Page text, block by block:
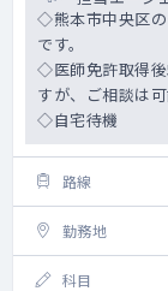
◇熊本市中央区の
です。
◇医師免許取得後
すが、ご相談は可
◇自宅待機
路線
勤務地
科目